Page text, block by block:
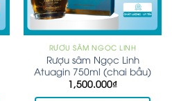
RƯỢU SÂM NGỌC LINH
Rượu sâm Ngọc Linh
Atuagin 750ml (chai bầu)
1,500.000₫